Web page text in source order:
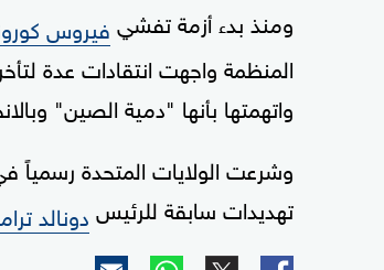
ومنذ بدء أزمة تفشي فيروس
المنظمة واجهت انتقادات عدة
واتهمتها بأنها "دمية الصين"
تهديدات سابقة للرئيس دونالد